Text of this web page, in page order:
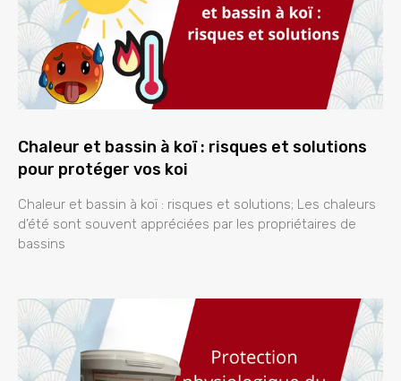
Chaleur et bassin à koï : risques et solutions
pour protéger vos koi
Chaleur et bassin à koï : risques et solutions; Les chaleurs
d’été sont souvent appréciées par les propriétaires de
bassins